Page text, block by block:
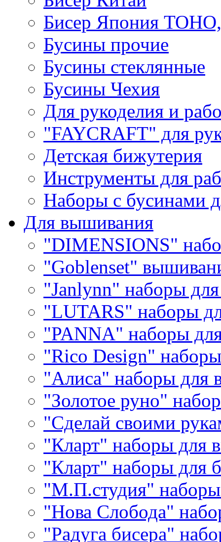
Бисер Япония
Бусины прочие
Бусины стеклянные
Бусины Чехия
Для рукоделия и
"FAYCRAFT" для
Детская бижутерия
Инструменты для
Наборы с бусинами
Для вышивания
"DIMENSIONS"
"Goblenset"
"Janlynn" наборы
"LUTARS" наборы
"PANNA" наборы
"Rico Design"
"Алиса" наборы для
"Золотое руно"
"Сделай своими
"Кларт" наборы для
"Кларт" наборы для
"М.П.студия"
"Нова Слобода"
"Радуга бисера"